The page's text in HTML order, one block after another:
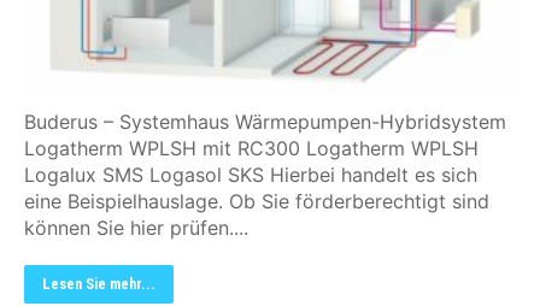
Buderus – Systemhaus Wärmepumpen-Hybridsystem
Logatherm WPLSH mit RC300 Logatherm WPLSH
Logalux SMS Logasol SKS Hierbei handelt es sich
eine Beispielhauslage. Ob Sie förderberechtigt sind
können Sie hier prüfen....
Lesen Sie mehr...